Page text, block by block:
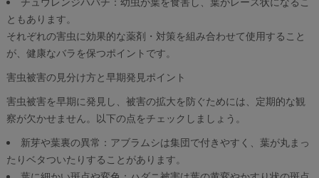
ともあります。
それぞれの害虫に効果的な薬剤・対策を組み合わせて使用すること
が、健康なバラを保つポイントです。
害虫被害の見分け方と早期発見ポイント
害虫被害を早期に発見し、被害の拡大を防ぐためには、定期的な観
察が欠かせません。以下の点をチェックしましょう。
新芽や葉裏の異常：アブラムシは集団で付きやすく、葉が丸まっ
たりベタついたりすることがあります。